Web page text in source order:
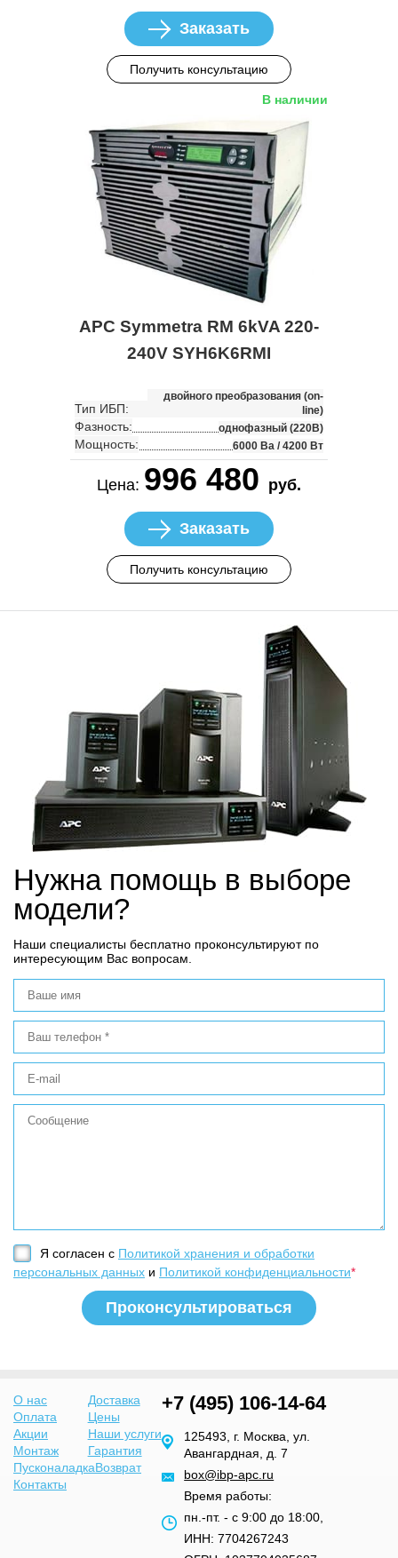
Заказать
Получить консультацию
В наличии
APC Symmetra RM 6kVA 220-
240V SYH6K6RMI
Тип ИБП:
двойного преобразования (on-
line)
Фазность: однофазный (220В)
Мощность: 6000 Ва / 4200 Вт
Цена: 996 480 руб.
Заказать
Получить консультацию
Нужна помощь в выборе
модели?
Наши специалисты бесплатно проконсультируют по
интересующим Вас вопросам.
Я согласен с Политикой хранения и обработки
персональных данных и Политикой конфиденциальности*
О нас
Доставка
Оплата
Цены
Акции
Наши услуги
Монтаж
Гарантия
ПусконаладкаВозврат
Контакты
+7 (495) 106-14-64
125493, г. Москва, ул.
Авангардная, д. 7
box@ibp-apc.ru
Время работы:
пн.-пт. - с 9:00 до 18:00,
ИНН: 7704267243